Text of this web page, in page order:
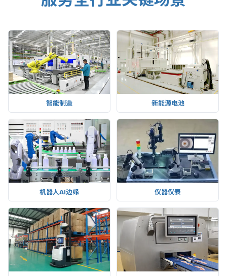
智能制造 新能源电池
机器人AI边缘 仪器仪表